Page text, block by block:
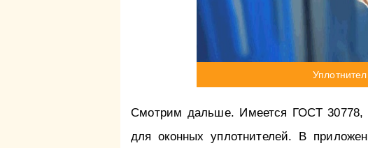
Смотрим дальше. Имеется ГОСТ 30778,
для оконных уплотнителей. В